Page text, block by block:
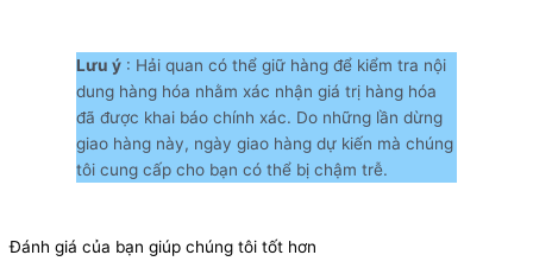
Lưu ý : Hải quan có thể giữ hàng để kiểm tra nội
dung hàng hóa nhằm xác nhận giá trị hàng hóa
đã được khai báo chính xác. Do những lần dừng
giao hàng này, ngày giao hàng dự kiến ​​mà chúng
tôi cung cấp cho bạn có thể bị chậm trễ.
Đánh giá của bạn giúp chúng tôi tốt hơn